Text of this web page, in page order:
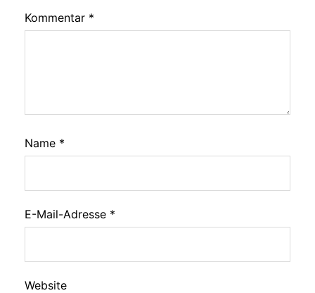
Kommentar *
Name *
E-Mail-Adresse *
Website